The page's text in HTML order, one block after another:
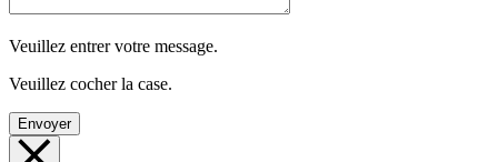
Veuillez entrer votre message.
Veuillez cocher la case.
Envoyer